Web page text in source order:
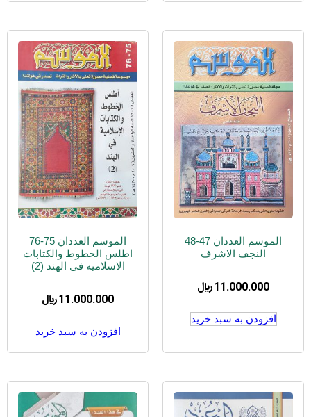
الموسم العددان 47-48
النجف الاشرف
11.000.000 ﷼
افزودن به سبد خرید
الموسم العددان 75-76
اطلس الخطوط والکتابات
الاسلامیه فی الهند (2)
11.000.000 ﷼
افزودن به سبد خرید